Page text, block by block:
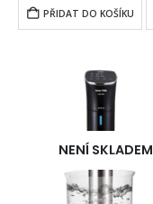
PŘIDAT DO KOŠÍKU
NENÍ SKLADEM